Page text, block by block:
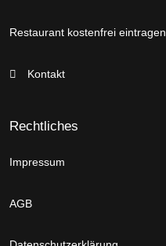
Restaurant kostenfrei eintragen
Kontakt
Rechtliches
Impressum
AGB